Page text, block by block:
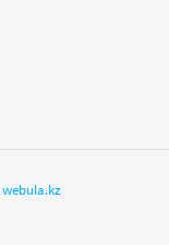
webula.kz